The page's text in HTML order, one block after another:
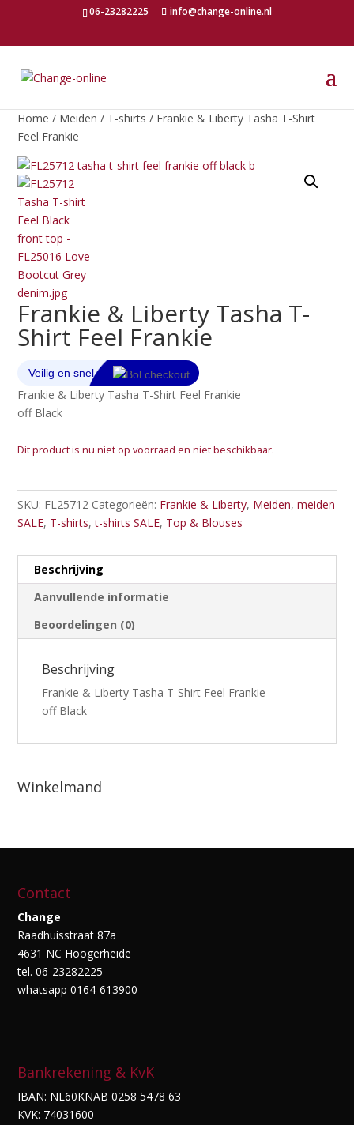
06-23282225 info@change-online.nl
Home / Meiden / T-shirts / Frankie & Liberty Tasha T-Shirt
Feel Frankie
Frankie & Liberty Tasha T-
Shirt Feel Frankie
Frankie & Liberty Tasha T-Shirt Feel Frankie
off Black
Dit product is nu niet op voorraad en niet beschikbaar.
SKU: FL25712 Categorieën: Frankie & Liberty, Meiden,meiden
SALE, T-shirts,t-shirts SALE, Top & Blouses
Beschrijving
Aanvullende informatie
Beoordelingen (0)
Beschrijving
Frankie & Liberty Tasha T-Shirt Feel Frankie
off Black
Winkelmand
Contact
Change
Raadhuisstraat 87a
4631 NC Hoogerheide
tel. 06-23282225
whatsapp 0164-613900
Bankrekening & KvK
IBAN: NL60KNAB 0258 5478 63
KVK: 74031600